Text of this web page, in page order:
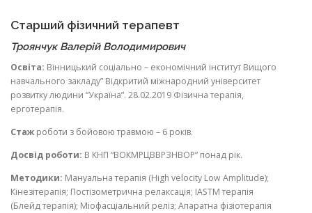
Старший фізичний терапевт
Троянчук Валерій Володимирович
Освіта: Вінницький соціально – економічний інститут Вищого
навчального закладу” Відкритий міжнародний університет
розвитку людини “Україна”. 28.02.2019 Фізична терапія,
ерготерапія.
Стаж роботи з бойовою травмою – 6 років.
Досвід роботи: В КНП “ВОКМРЦВВРЗНВОР” понад рік.
Методики: Мануальна терапія (High velocity Low Amplitude);
Кінезітерапія; Постізометрична релаксація; IASTM терапія
(Блейд терапія); Міофасціальний реліз; Апаратна фізіотерапія